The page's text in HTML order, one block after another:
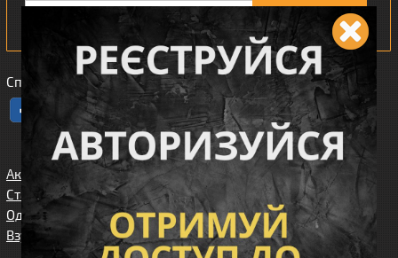
Сподобався наш інтернет магазин?
Акції
Статті/огляди
Одяг
Взуття
Спорядження
Збройові
аксесуари
Доставка та
оплата
Про нас
Карта сайта
Угода
користувача